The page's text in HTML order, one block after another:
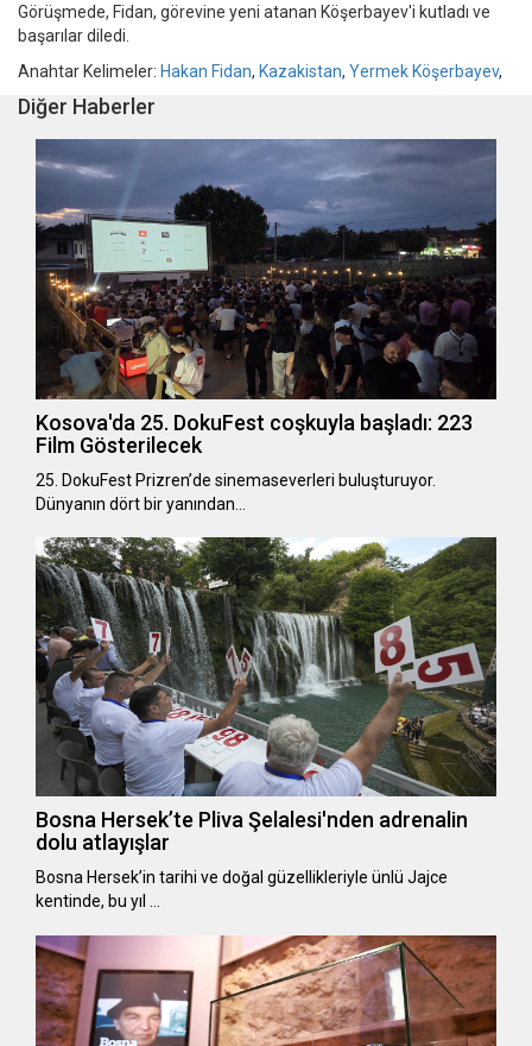
Görüşmede, Fidan, görevine yeni atanan Köşerbayev'i kutladı ve
başarılar diledi.
Anahtar Kelimeler: Hakan Fidan, Kazakistan, Yermek Köşerbayev,
Diğer Haberler
Kosova'da 25. DokuFest coşkuyla başladı: 223
Film Gösterilecek
25. DokuFest Prizren’de sinemaseverleri buluşturuyor.
Dünyanın dört bir yanından…
Bosna Hersek’te Pliva Şelalesi'nden adrenalin
dolu atlayışlar
Bosna Hersek’in tarihi ve doğal güzellikleriyle ünlü Jajce
kentinde, bu yıl …